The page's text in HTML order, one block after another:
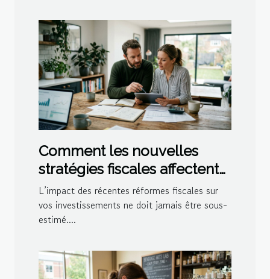
Comment les nouvelles
stratégies fiscales affectent
vos investissements en 2026
?
L’impact des récentes réformes fiscales sur
vos investissements ne doit jamais être sous-
estimé....